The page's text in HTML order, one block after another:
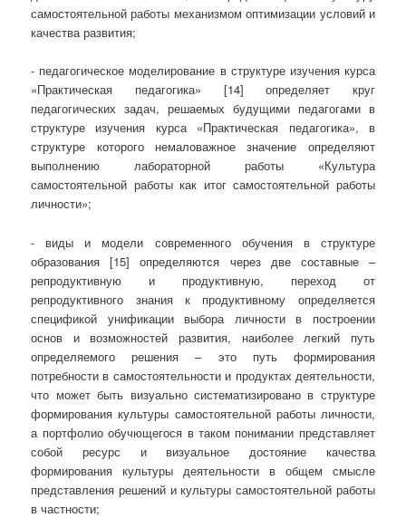
самостоятельной работы механизмом оптимизации условий и
качества развития;
- педагогическое моделирование в структуре изучения курса
«Практическая педагогика» [14] определяет круг
педагогических задач, решаемых будущими педагогами в
структуре изучения курса «Практическая педагогика», в
структуре которого немаловажное значение определяют
выполнению лабораторной работы «Культура
самостоятельной работы как итог самостоятельной работы
личности»;
- виды и модели современного обучения в структуре
образования [15] определяются через две составные –
репродуктивную и продуктивную, переход от
репродуктивного знания к продуктивному определяется
спецификой унификации выбора личности в построении
основ и возможностей развития, наиболее легкий путь
определяемого решения – это путь формирования
потребности в самостоятельности и продуктах деятельности,
что может быть визуально систематизировано в структуре
формирования культуры самостоятельной работы личности,
а портфолио обучющегося в таком понимании представляет
собой ресурс и визуальное достояние качества
формирования культуры деятельности в общем смысле
представления решений и культуры самостоятельной работы
в частности;